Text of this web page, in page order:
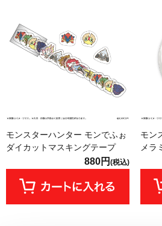
モンスターハンター モンでふぉ
ダイカットマスキングテープ
880円 (税込)
モン
メラ